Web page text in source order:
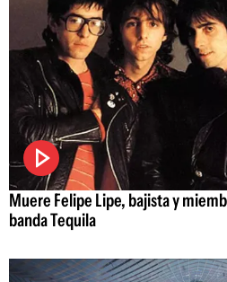
Muere Felipe Lipe, bajista y
banda Tequila